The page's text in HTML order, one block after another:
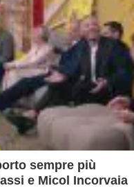
sempre più
e Micol Incorvaia